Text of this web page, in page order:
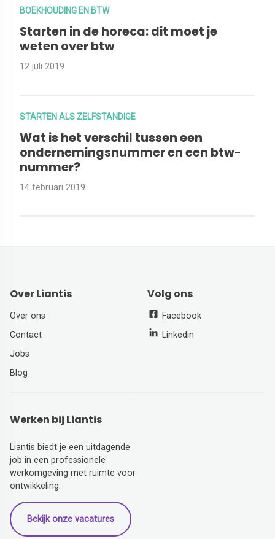
BOEKHOUDING EN BTW
Starten in de horeca: dit moet je
weten over btw
12 juli 2019
STARTEN ALS ZELFSTANDIGE
Wat is het verschil tussen een
ondernemingsnummer en een btw-
nummer?
14 februari 2019
Over Liantis
Over ons
Contact
Jobs
Blog
Volg ons
Facebook
Linkedin
Werken bij Liantis
Liantis biedt je een uitdagende
job in een professionele
werkomgeving met ruimte voor
ontwikkeling.
Bekijk onze vacatures